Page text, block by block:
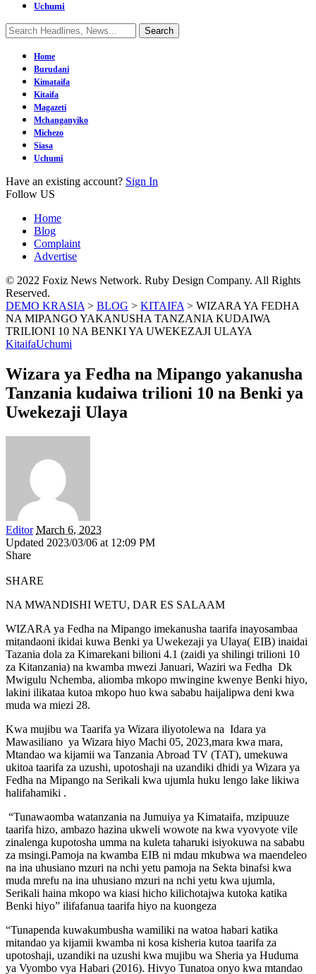
Uchumi
Home
Burudani
Kimataifa
Kitaifa
Magazeti
Mchanganyiko
Michezo
Siasa
Uchumi
Have an existing account? Sign In
Follow US
Home
Blog
Complaint
Advertise
© 2022 Foxiz News Network. Ruby Design Company. All Rights
Reserved.
DEMO KRASIA > BLOG > KITAIFA > WIZARA YA FEDHA
NA MIPANGO YAKANUSHA TANZANIA KUDAIWA
TRILIONI 10 NA BENKI YA UWEKEZAJI ULAYA
KitaifaUchumi
Wizara ya Fedha na Mipango yakanusha
Tanzania kudaiwa trilioni 10 na Benki ya
Uwekezaji Ulaya
Editor March 6, 2023
Updated 2023/03/06 at 12:09 PM
Share
SHARE
NA MWANDISHI WETU, DAR ES SALAAM
WIZARA ya Fedha na Mipango imekanusha taarifa inayosambaa
mitandaoni ikidai kuwa Benki ya Uwekezaji ya Ulaya( EIB) inaidai
Tazania dola za Kimarekani bilioni 4.1 (zaidi ya shilingi trilioni 10
za Kitanzania) na kwamba mwezi Januari, Waziri wa Fedha Dk
Mwigulu Nchemba, aliomba mkopo mwingine kwenye Benki hiyo,
lakini ilikataa kutoa mkopo huo kwa sababu haijalipwa deni kwa
muda wa miezi 28.
Kwa mujibu wa Taarifa ya Wizara iliyotolewa na Idara ya
Mawasiliano ya Wizara hiyo Machi 05, 2023,mara kwa mara,
Mtandao wa kijamii wa Tanzania Abroad TV (TAT), umekuwa
ukitoa taarifa za uzushi, upotoshaji na uzandiki dhidi ya Wizara ya
Fedha na Mipango na Serikali kwa ujumla huku lengo lake likiwa
halifahamiki .
“Tunawaomba watanzania na Jumuiya ya Kimataifa, mzipuuze
taarifa hizo, ambazo hazina ukweli wowote na kwa vyovyote vile
zinalenga kupotosha umma na kuleta taharuki isiyokuwa na sababu
za msingi.Pamoja na kwamba EIB ni mdau mkubwa wa maendeleo
na ina uhusiano mzuri na nchi yetu pamoja na Sekta binafsi kwa
muda mrefu na ina uhusiano mzuri na nchi yetu kwa ujumla,
Serikali haina mkopo wa kiasi hicho kilichotajwa kutoka katika
Benki hiyo” ilifafanua taarifa hiyo na kuongeza
“Tunapenda kuwakumbusha wamiliki na watoa habari katika
mitandao ya kijamii kwamba ni kosa kisheria kutoa taarifa za
upotoshaji, uzandiki na uzushi kwa mujibu wa Sheria ya Huduma
ya Vyombo vya Habari (2016). Hivyo Tunatoa onyo kwa mtandao